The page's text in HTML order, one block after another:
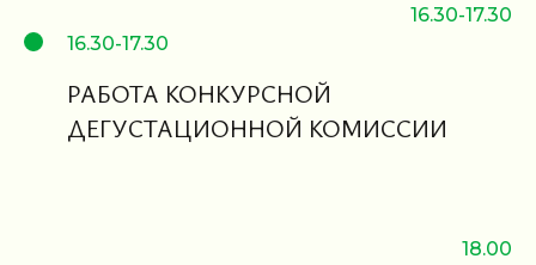
16.30-17.30
16.30-17.30
РАБОТА КОНКУРСНОЙ
ДЕГУСТАЦИОННОЙ КОМИССИИ
18.00